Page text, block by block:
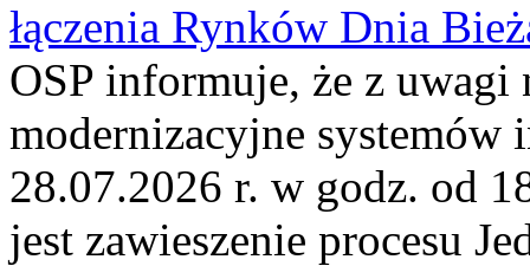
łączenia Rynków Dnia
OSP informuje, że z uwagi
modernizacyjne
28.07.2026 r. w godz. od
jest zawieszenie procesu